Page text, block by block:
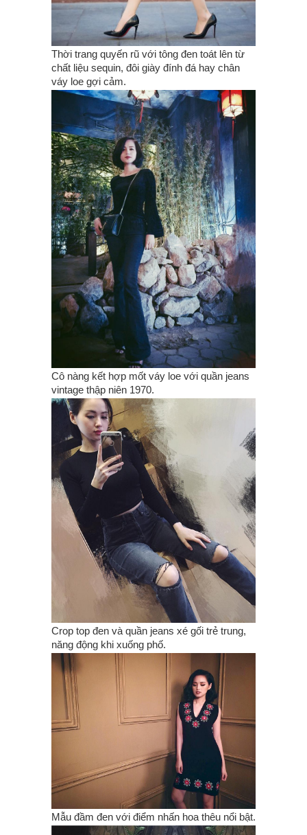
Thời trang quyến rũ với tông đen toát lên từ
chất liệu sequin, đôi giày đính đá hay chân
váy loe gợi cảm.
Cô nàng kết hợp mốt váy loe với quần jeans
vintage thập niên 1970.
Crop top đen và quần jeans xé gối trẻ trung,
năng động khi xuống phố.
Mẫu đầm đen với điểm nhấn hoa thêu nổi bật.